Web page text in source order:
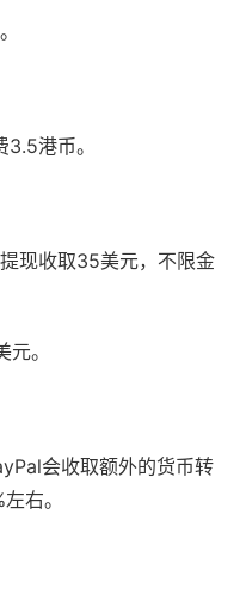
港币。
现收取35美元，不限金
。
会收取额外的货币转
右。